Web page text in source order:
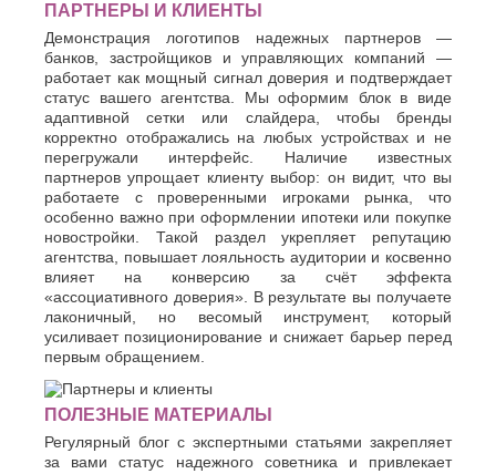
ПАРТНЕРЫ И КЛИЕНТЫ
Демонстрация логотипов надежных партнеров —
банков, застройщиков и управляющих компаний —
работает как мощный сигнал доверия и подтверждает
статус вашего агентства. Мы оформим блок в виде
адаптивной сетки или слайдера, чтобы бренды
корректно отображались на любых устройствах и не
перегружали интерфейс. Наличие известных
партнеров упрощает клиенту выбор: он видит, что вы
работаете с проверенными игроками рынка, что
особенно важно при оформлении ипотеки или покупке
новостройки. Такой раздел укрепляет репутацию
агентства, повышает лояльность аудитории и косвенно
влияет на конверсию за счёт эффекта
«ассоциативного доверия». В результате вы получаете
лаконичный, но весомый инструмент, который
усиливает позиционирование и снижает барьер перед
первым обращением.
ПОЛЕЗНЫЕ МАТЕРИАЛЫ
Регулярный блог с экспертными статьями закрепляет
за вами статус надежного советника и привлекает